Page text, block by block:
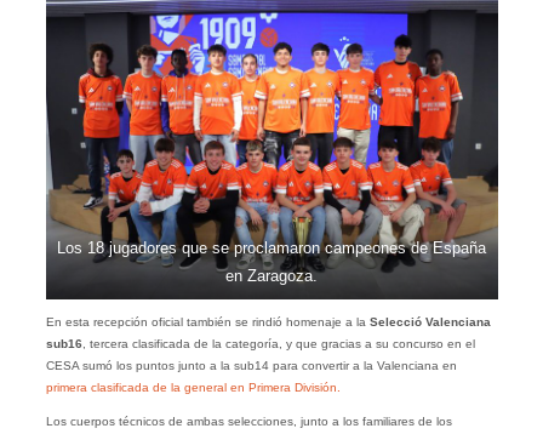
Los 18 jugadores que se proclamaron campeones de España
en Zaragoza.
En esta recepción oficial también se rindió homenaje a la Selecció Valenciana
sub16 , tercera clasificada de la categoría, y que gracias a su concurso en el
CESA sumó los puntos junto a la sub14 para convertir a la Valenciana en
primera clasificada de la general en Primera División.
Los cuerpos técnicos de ambas selecciones, junto a los familiares de los